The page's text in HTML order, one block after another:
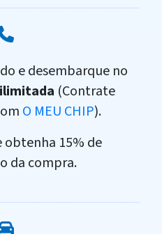
e desembarque no
(Contrate
O MEU CHIP).
obtenha 15% de
da compra.